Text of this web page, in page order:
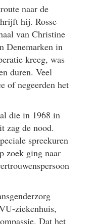
naar de
hij. Rosse
van Christine
Denemarken in
kreeg, was
duren. Veel
of negeerden het
die in 1968 in
zag de nood.
spreekuren
zoek ging naar
ziekenhuis,
Dat het